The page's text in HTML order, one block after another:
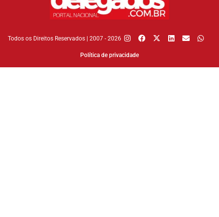
Todos os Direitos Reservados | 2007 - 2026
Política de privacidade